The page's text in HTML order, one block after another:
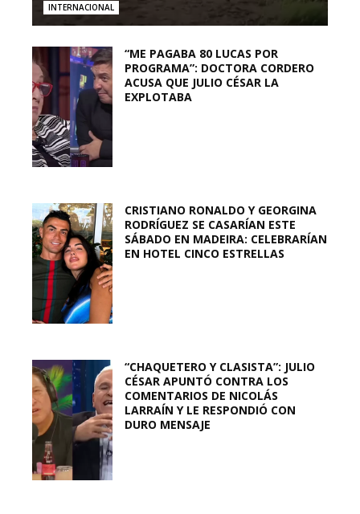
INTERNACIONAL
“ME PAGABA 80 LUCAS POR
PROGRAMA”: DOCTORA CORDERO
ACUSA QUE JULIO CÉSAR LA
EXPLOTABA
CRISTIANO RONALDO Y GEORGINA
RODRÍGUEZ SE CASARÍAN ESTE
SÁBADO EN MADEIRA: CELEBRARÍAN
EN HOTEL CINCO ESTRELLAS
“CHAQUETERO Y CLASISTA”: JULIO
CÉSAR APUNTÓ CONTRA LOS
COMENTARIOS DE NICOLÁS
LARRAÍN Y LE RESPONDIÓ CON
DURO MENSAJE